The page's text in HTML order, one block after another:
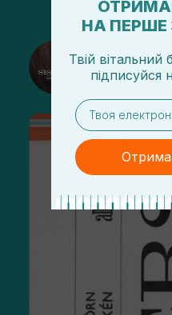
Подписаться
НА
Твій
підписуйся
email